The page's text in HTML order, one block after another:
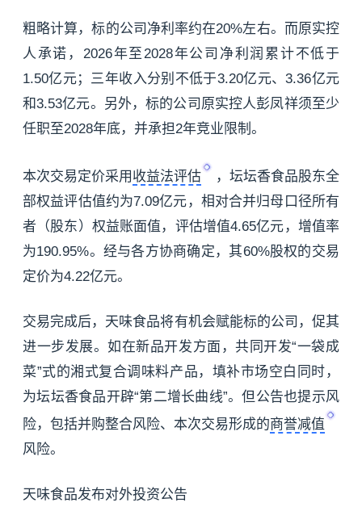
粗略计算，标的公司净利率约在20%左右。而原实控
人承诺，2026年至2028年公司净利润累计不低于
1.50亿元；三年收入分别不低于3.20亿元、3.36亿元
和3.53亿元。另外，标的公司原实控人彭凤祥须至少
任职至2028年底，并承担2年竞业限制。
本次交易定价采用 收益法评估
，坛坛香食品股东全
部权益评估值约为7.09亿元，相对合并归母口径所有
者（股东）权益账面值，评估增值4.65亿元，增值率
为190.95%。经与各方协商确定，其60%股权的交易
定价为4.22亿元。
交易完成后，天味食品将有机会赋能标的公司，促其
进一步发展。如在新品开发方面，共同开发“一袋成
菜”式的湘式复合调味料产品，填补市场空白同时，
为坛坛香食品开辟“第二增长曲线”。但公告也提示风
险，包括并购整合风险、本次交易形成的商誉减值
风险。
天味食品发布对外投资公告